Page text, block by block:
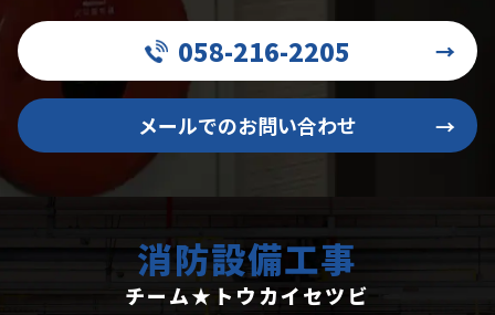
058-216-2205 →
メールでのお問い合わせ →
消防設備工事
チーム★トウカイセツビ